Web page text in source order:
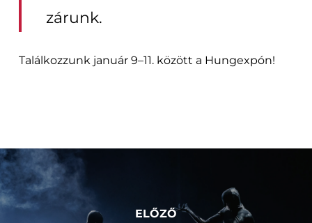
zárunk.
Találkozzunk január 9–11. között a Hungexpón!
ELŐZŐ